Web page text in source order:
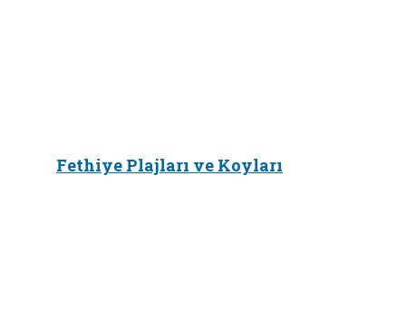
Fethiye Plajları ve Koyları